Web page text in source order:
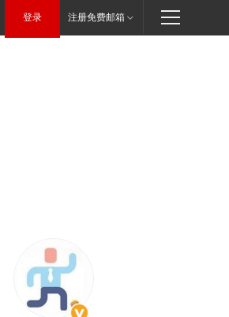
登录 注册免费邮箱